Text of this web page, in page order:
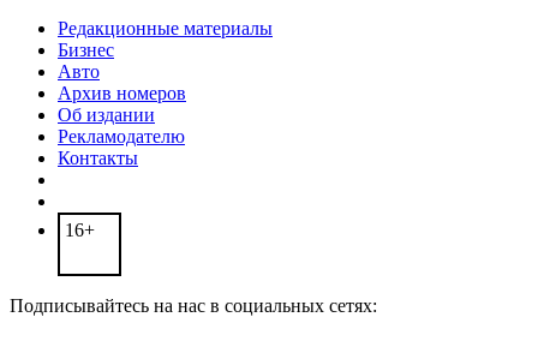
Редакционные материалы
Бизнес
Авто
Архив номеров
Об издании
Рекламодателю
Контакты
16+
Подписывайтесь на нас в социальных сетях: